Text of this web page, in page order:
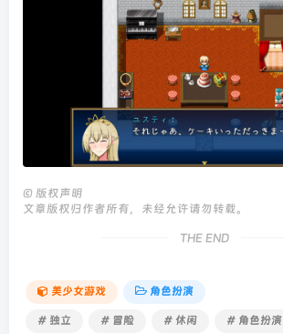
© 版权声明
文章版权归作者所有，未经允许请勿转载。
THE END
美少女游戏 角色扮演
# 独立 # 冒险 # 休闲 # 角色扮演